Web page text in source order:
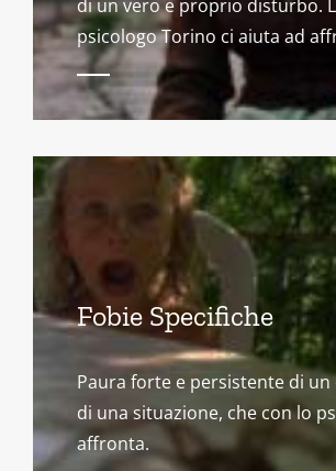
di un vero e proprio disturbo.
psicologo Torino ci aiuta ad
Fobie Specifiche
Paura forte e persistente di
di una situazione, che con lo
affronta.